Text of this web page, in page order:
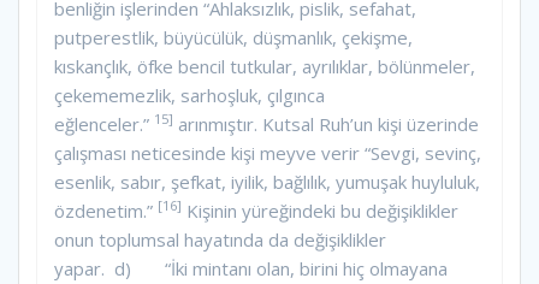
benliğin işlerinden “Ahlaksızlık, pislik, sefahat,
putperestlik, büyücülük, düşmanlık, çekişme,
kıskançlık, öfke bencil tutkular, ayrılıklar, bölünmeler,
çekememezlik, sarhoşluk, çılgınca
eğlenceler.” 15] arınmıştır. Kutsal Ruh’un kişi üzerinde
çalışması neticesinde kişi meyve verir “Sevgi, sevinç,
esenlik, sabır, şefkat, iyilik, bağlılık, yumuşak huyluluk,
özdenetim.” [16] Kişinin yüreğindeki bu değişiklikler
onun toplumsal hayatında da değişiklikler
yapar. d) “İki mintanı olan, birini hiç olmayana